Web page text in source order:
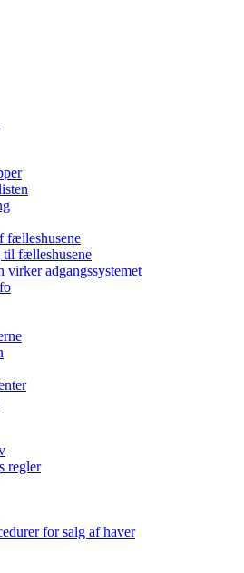
fælleshusene
til fælleshusene
virker adgangssystemet
regler
for salg af haver